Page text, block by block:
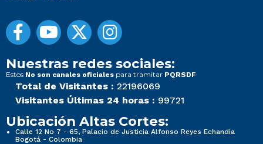
Nuestras redes sociales:
Estos No son canales oficiales para tramitar PQRSDF
Total de Visitantes : 22196069
Visitantes Últimas 24 horas : 99721
Ubicación Altas Cortes:
Calle 12 No 7 - 65, Palacio de Justicia Alfonso Reyes Echandía
Bogotá - Colombia